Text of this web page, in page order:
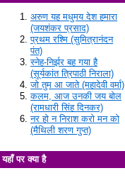
अरुण यह मधुमय देश हमारा
(जयशंकर प्रसाद)
प्रथम रश्मि (सुमित्रानंदन
पंत)
स्नेह-निर्झर बह गया है
(सूर्यकांत त्रिपाठी निराला)
जो तुम आ जाते (महादेवी वर्मा)
कलम, आज उनकी जय बोल
(रामधारी सिंह दिनकर)
नर हो न निराश करो मन को
(मैथिली शरण गुप्त)
यहाँ पर क्या है